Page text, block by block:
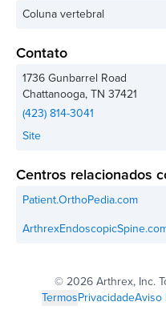
Coluna vertebral
Contato
1736 Gunbarrel Road
Chattanooga,TN 37421
(423) 814-3041
Site
Centros relacionados
Patient.OrthoPedia.com
© 2026 Arthrex, Inc.
TermosPrivacidadeAviso